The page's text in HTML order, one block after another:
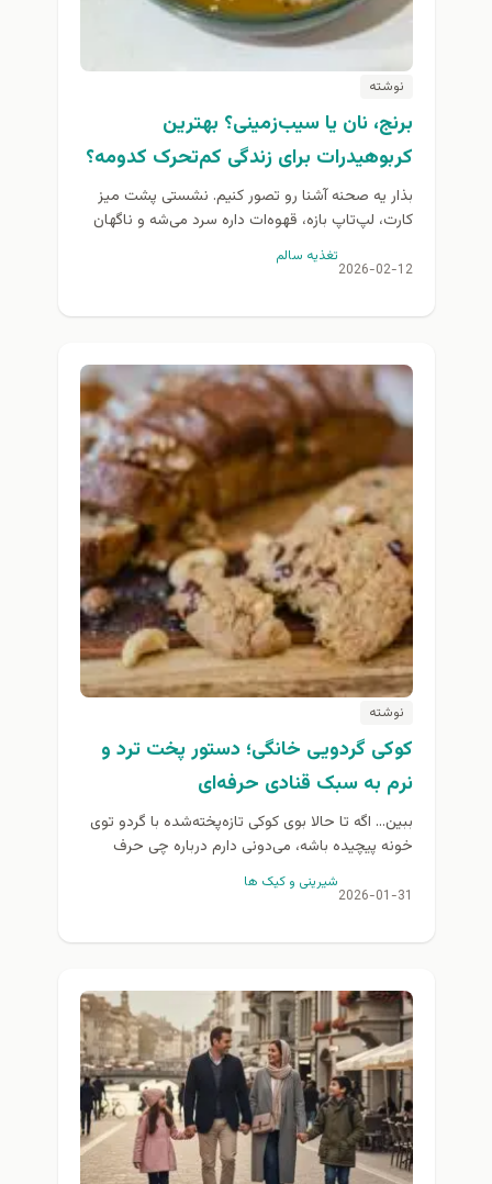
نوشته
برنج، نان یا سیب‌زمینی؟ بهترین
کربوهیدرات برای زندگی کم‌تحرک کدومه؟
بذار یه صحنه آشنا رو تصور کنیم. نشستی پشت میز
کارت، لپ‌تاپ بازه، قهوه‌ات داره سرد می‌شه و ناگهان
گرسنه می‌شی. حالا سوال همیشگی میاد...
2026-02-12
تغذيه سالم
نوشته
کوکی گردویی خانگی؛ دستور پخت ترد و
نرم به سبک قنادی حرفه‌ای
ببین… اگه تا حالا بوی کوکی تازه‌پخته‌شده با گردو توی
خونه پیچیده باشه، می‌دونی دارم درباره چی حرف
می‌زنم. اون لحظه‌ای که در فر رو...
2026-01-31
شیرینی و کیک ها